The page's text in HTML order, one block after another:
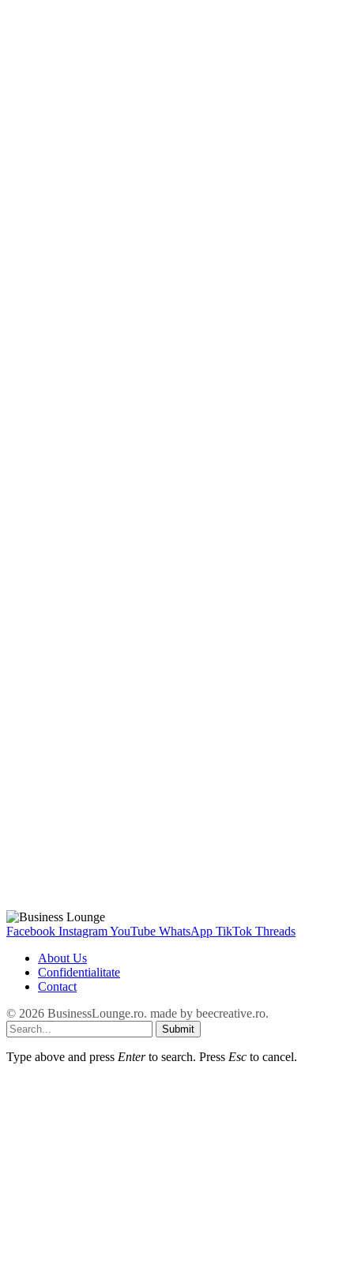
Facebook InstagramYouTube WhatsApp TikTok Threads
About Us
Confidentialitate
Contact
© 2026 BusinessLounge.ro. made by beecreative.ro.
Submit
Type above and press Enterto search. Press Esc to cancel.